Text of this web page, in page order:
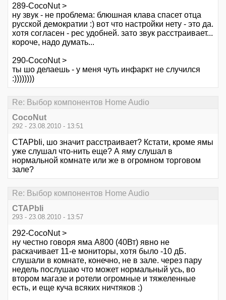
289-CocoNut >
ну звук - не проблема: блюшная клава спасет отца
русской демократии :) вот что настройки нету - это да.
хотя согласен - рес удобней. зато звук расстраивает...
короче, надо думать...
290-CocoNut >
ты шо делаешь - у меня чуть инфаркт не случился
:))))))))
Re: Выбор компонентов Home Audio
CocoNut
292 - 23.08.2010 - 13:51
CTAPbIi, шо значит расстраивает? Кстати, кроме ямы
уже слушал что-нить еще? А яму слушал в
нормальной комнате или же в огромном торговом
зале?
Re: Выбор компонентов Home Audio
CTAPbIi
293 - 23.08.2010 - 13:57
292-CocoNut >
ну честно говоря яма А800 (40Вт) явно не
раскачивает 11-е мониторы, хотя было -10 дБ.
слушали в комнате, конечно, не в зале. через пару
недель послушаю что может нормальный усь, во
втором магазе и ротели огромные и тяжеленные
есть, и еще куча всяких ничтяков :)